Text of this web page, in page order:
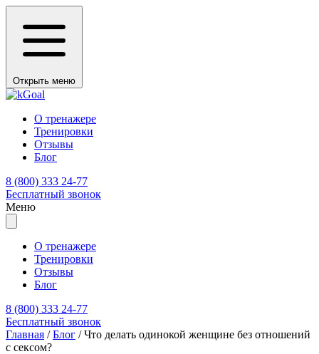
Открыть меню
О тренажере
Тренировки
Отзывы
Блог
8 (800) 333 24-77
Бесплатный звонок
Меню
О тренажере
Тренировки
Отзывы
Блог
8 (800) 333 24-77
Бесплатный звонок
Главная /Блог /Что делать одинокой женщине без отношений
с сексом?